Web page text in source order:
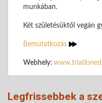
munkában.
Két születésüktől vegán
Bemutatkozás
Webhely:
Legfrissebbek a